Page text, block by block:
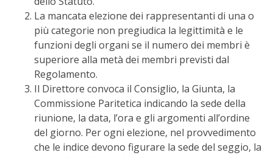
La mancata elezione dei rappresentanti di una o
più categorie non pregiudica la legittimità e le
funzioni degli organi se il numero dei membri è
superiore alla metà dei membri previsti dal
Regolamento.
Il Direttore convoca il Consiglio, la Giunta, la
Commissione Paritetica indicando la sede della
riunione, la data, l’ora e gli argomenti all’ordine
del giorno. Per ogni elezione, nel provvedimento
che le indice devono figurare la sede del seggio, la